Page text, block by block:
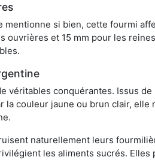
mentionne si bien, cette fourmi
ouvrières et 15 mm pour les
véritables conquérantes. Issus
la couleur jaune ou brun clair,
naturellement leurs
les aliments sucrés.